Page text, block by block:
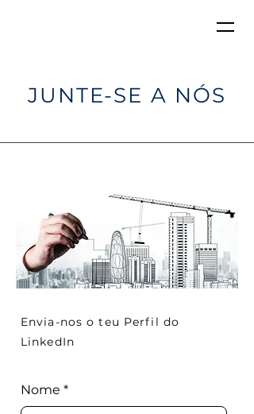
JUNTE-SE A NÓS
Envia-nos o teu Perfil do
LinkedIn
Nome